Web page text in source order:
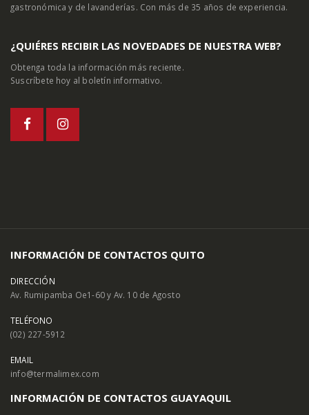
gastronómica y de lavanderías. Con más de 35 años de experiencia.
¿QUIÉRES RECIBIR LAS NOVEDADES DE NUESTRA WEB?
Obtenga toda la información más reciente.
Suscríbete hoy al boletín informativo.
INFORMACIÓN DE CONTACTOS QUITO
DIRECCIÓN
Av. Rumipamba Oe1-60 y Av. 10 de Agosto
TELÉFONO
(02) 227-5912
EMAIL
info@termalimex.com
INFORMACIÓN DE CONTACTOS GUAYAQUIL